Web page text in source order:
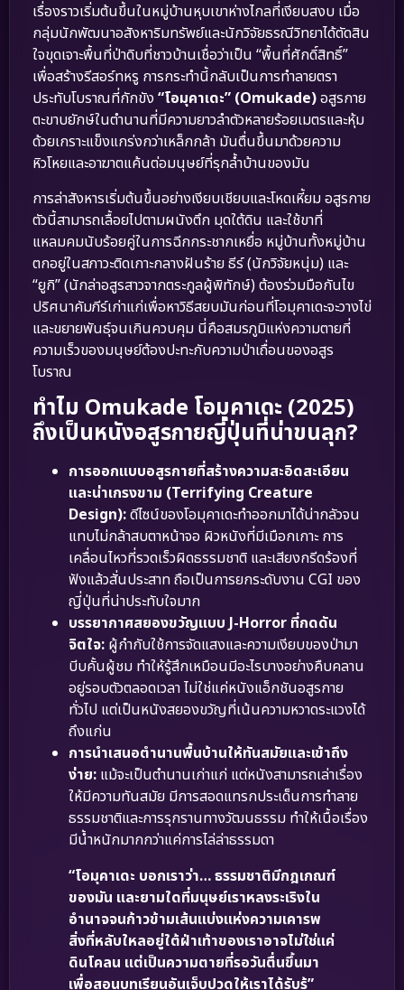
เรื่องราวเริ่มต้นขึ้นในหมู่บ้านหุบเขาห่างไกลที่เงียบสงบ เมื่อ
กลุ่มนักพัฒนาอสังหาริมทรัพย์และนักวิจัยธรณีวิทยาได้ตัดสิน
ใจขุดเจาะพื้นที่ป่าดิบที่ชาวบ้านเชื่อว่าเป็น “พื้นที่ศักดิ์สิทธิ์”
เพื่อสร้างรีสอร์ทหรู การกระทำนี้กลับเป็นการทำลายตรา
ประทับโบราณที่กักขัง “โอมุคาเดะ” (Omukade)อสูรกาย
ตะขาบยักษ์ในตำนานที่มีความยาวลำตัวหลายร้อยเมตรและหุ้ม
ด้วยเกราะแข็งแกร่งกว่าเหล็กกล้า มันตื่นขึ้นมาด้วยความ
หิวโหยและอาฆาตแค้นต่อมนุษย์ที่รุกล้ำบ้านของมัน
การล่าสังหารเริ่มต้นขึ้นอย่างเงียบเชียบและโหดเหี้ยม อสูรกาย
ตัวนี้สามารถเลื้อยไปตามผนังตึก มุดใต้ดิน และใช้ขาที่
แหลมคมนับร้อยคู่ในการฉีกกระชากเหยื่อ หมู่บ้านทั้งหมู่บ้าน
ตกอยู่ในสภาวะติดเกาะกลางฝันร้าย ธีร์ (นักวิจัยหนุ่ม) และ
“ยูกิ” (นักล่าอสูรสาวจากตระกูลผู้พิทักษ์) ต้องร่วมมือกันไข
ปริศนาคัมภีร์เก่าแก่เพื่อหาวิธีสยบมันก่อนที่โอมุคาเดะจะวางไข่
และขยายพันธุ์จนเกินควบคุม นี่คือสมรภูมิแห่งความตายที่
ความเร็วของมนุษย์ต้องปะทะกับความป่าเถื่อนของอสูร
โบราณ
ทำไม Omukade โอมุคาเดะ (2025)
ถึงเป็นหนังอสูรกายญี่ปุ่นที่น่าขนลุก?
การออกแบบอสูรกายที่สร้างความสะอิดสะเอียน
และน่าเกรงขาม (Terrifying Creature
Design):ดีไซน์ของโอมุคาเดะทำออกมาได้น่ากลัวจน
แทบไม่กล้าสบตาหน้าจอ ผิวหนังที่มีเมือกเกาะ การ
เคลื่อนไหวที่รวดเร็วผิดธรรมชาติ และเสียงกรีดร้องที่
ฟังแล้วสั่นประสาท ถือเป็นการยกระดับงาน CGI ของ
ญี่ปุ่นที่น่าประทับใจมาก
บรรยากาศสยองขวัญแบบ J-Horror ที่กดดัน
จิตใจ: ผู้กำกับใช้การจัดแสงและความเงียบของป่ามา
บีบคั้นผู้ชม ทำให้รู้สึกเหมือนมีอะไรบางอย่างคืบคลาน
อยู่รอบตัวตลอดเวลา ไม่ใช่แค่หนังแอ็กชันอสูรกาย
ทั่วไป แต่เป็นหนังสยองขวัญที่เน้นความหวาดระแวงได้
ถึงแก่น
การนำเสนอตำนานพื้นบ้านให้ทันสมัยและเข้าถึง
ง่าย: แม้จะเป็นตำนานเก่าแก่ แต่หนังสามารถเล่าเรื่อง
ให้มีความทันสมัย มีการสอดแทรกประเด็นการทำลาย
ธรรมชาติและการรุกรานทางวัฒนธรรม ทำให้เนื้อเรื่อง
มีน้ำหนักมากกว่าแค่การไล่ล่าธรรมดา
“โอมุคาเดะ บอกเราว่า… ธรรมชาติมีกฎเกณฑ์
ของมัน และยามใดที่มนุษย์เราหลงระเริงใน
อำนาจจนก้าวข้ามเส้นแบ่งแห่งความเคารพ
สิ่งที่หลับใหลอยู่ใต้ฝ่าเท้าของเราอาจไม่ใช่แค่
ดินโคลน แต่เป็นความตายที่รอวันตื่นขึ้นมา
เพื่อสอนบทเรียนอันเจ็บปวดให้เราได้รับรู้”